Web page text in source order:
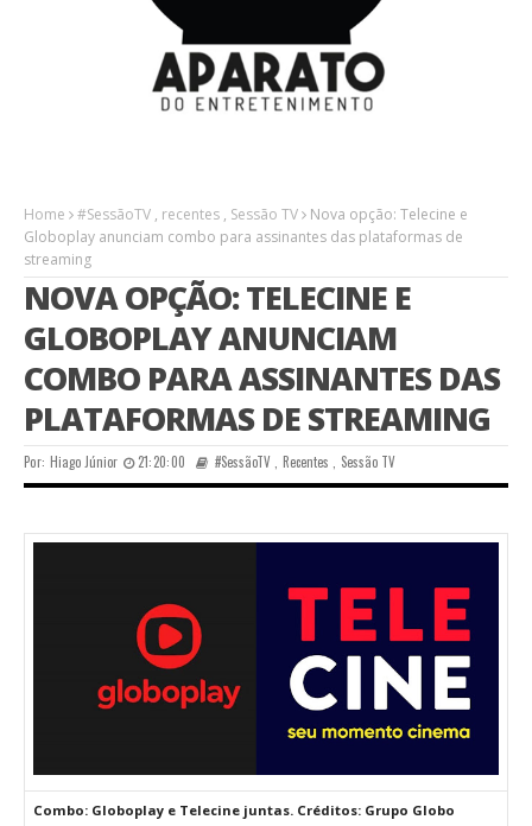
Home #SessãoTV , recentes , Sessão TV
Nova opção: Telecine e
Globoplay anunciam combo para assinantes das plataformas de
streaming
NOVA OPÇÃO: TELECINE E
GLOBOPLAY ANUNCIAM
COMBO PARA ASSINANTES DAS
PLATAFORMAS DE STREAMING
Por: Hiago Júnior 21:20:00 #SessãoTV ,Recentes Sessão TV
Combo: Globoplay e Telecine juntas. Créditos: Grupo Globo